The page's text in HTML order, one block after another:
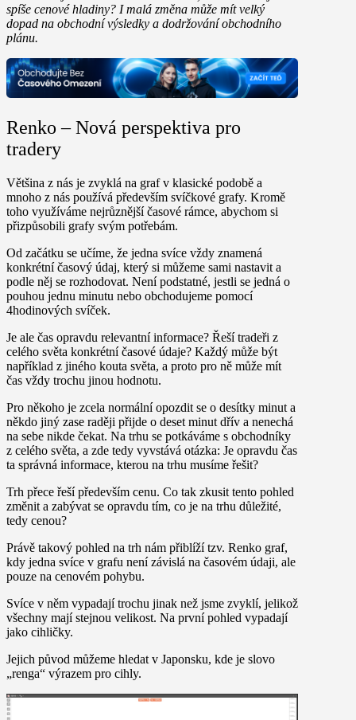
spíše cenové hladiny? I malá změna může mít velký
dopad na obchodní výsledky a dodržování obchodního
plánu.
Renko – Nová perspektiva pro
tradery
Většina z nás je zvyklá na graf v klasické podobě a
mnoho z nás používá především svíčkové grafy. Kromě
toho využíváme nejrůznější časové rámce, abychom si
přizpůsobili grafy svým potřebám.
Od začátku se učíme, že jedna svíce vždy znamená
konkrétní časový údaj, který si můžeme sami nastavit a
podle něj se rozhodovat. Není podstatné, jestli se jedná o
pouhou jednu minutu nebo obchodujeme pomocí
4hodinových svíček.
Je ale čas opravdu relevantní informace? Řeší tradeři z
celého světa konkrétní časové údaje? Každý může být
například z jiného kouta světa, a proto pro ně může mít
čas vždy trochu jinou hodnotu.
Pro někoho je zcela normální opozdit se o desítky minut a
někdo jiný zase raději přijde o deset minut dřív a nenechá
na sebe nikde čekat. Na trhu se potkáváme s obchodníky
z celého světa, a zde tedy vyvstává otázka: Je opravdu čas
ta správná informace, kterou na trhu musíme řešit?
Trh přece řeší především cenu. Co tak zkusit tento pohled
změnit a zabývat se opravdu tím, co je na trhu důležité,
tedy cenou?
Právě takový pohled na trh nám přiblíží tzv. Renko graf,
kdy jedna svíce v grafu není závislá na časovém údaji, ale
pouze na cenovém pohybu.
Svíce v něm vypadají trochu jinak než jsme zvyklí, jelikož
všechny mají stejnou velikost. Na první pohled vypadají
jako cihličky.
Jejich původ můžeme hledat v Japonsku, kde je slovo
„renga“ výrazem pro cihly.